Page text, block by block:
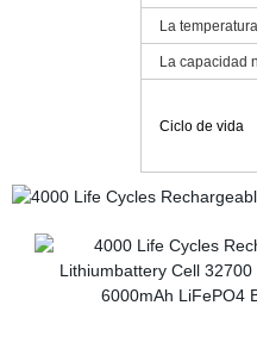
La
La capacidad
Ciclo de vida